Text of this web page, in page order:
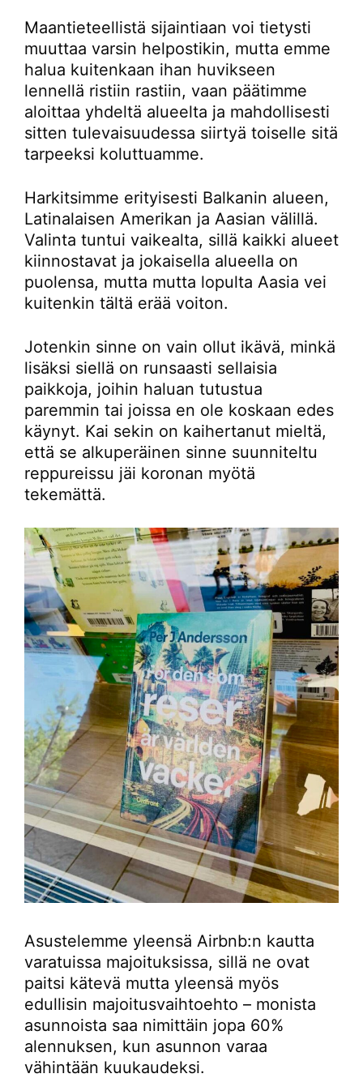
Maantieteellistä sijaintiaan voi tietysti
muuttaa varsin helpostikin, mutta emme
halua kuitenkaan ihan huvikseen
lennellä ristiin rastiin, vaan päätimme
aloittaa yhdeltä alueelta ja mahdollisesti
sitten tulevaisuudessa siirtyä toiselle sitä
tarpeeksi koluttuamme.
Harkitsimme erityisesti Balkanin alueen,
Latinalaisen Amerikan ja Aasian välillä.
Valinta tuntui vaikealta, sillä kaikki alueet
kiinnostavat ja jokaisella alueella on
puolensa, mutta mutta lopulta Aasia vei
kuitenkin tältä erää voiton.
Jotenkin sinne on vain ollut ikävä, minkä
lisäksi siellä on runsaasti sellaisia
paikkoja, joihin haluan tutustua
paremmin tai joissa en ole koskaan edes
käynyt. Kai sekin on kaihertanut mieltä,
että se alkuperäinen sinne suunniteltu
reppureissu jäi koronan myötä
tekemättä.
Asustelemme yleensä Airbnb:n kautta
varatuissa majoituksissa, sillä ne ovat
paitsi kätevä mutta yleensä myös
edullisin majoitusvaihtoehto – monista
asunnoista saa nimittäin jopa 60%
alennuksen, kun asunnon varaa
vähintään kuukaudeksi.